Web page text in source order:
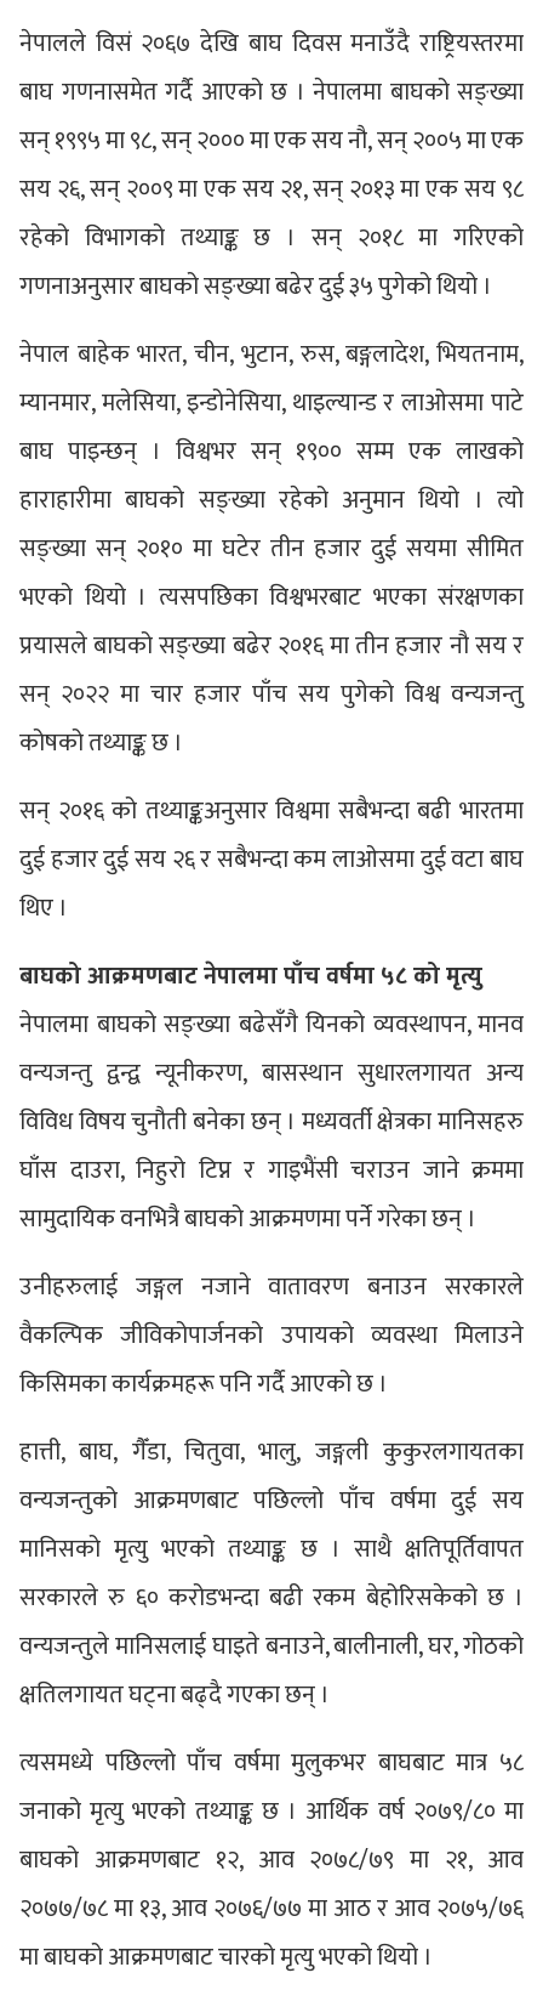
नेपालले विसं २०६७ देखि बाघ दिवस मनाउँदै राष्ट्रियस्तरमा
बाघ गणनासमेत गर्दै आएको छ । नेपालमा बाघको सङ्ख्या
सन् १९९५ मा ९८, सन् २००० मा एक सय नौ, सन् २००५ मा एक
सय २६, सन् २००९ मा एक सय २१, सन् २०१३ मा एक सय ९८
रहेको विभागको तथ्याङ्क छ । सन् २०१८ मा गरिएको
गणनाअनुसार बाघको सङ्ख्या बढेर दुई ३५ पुगेको थियो ।
नेपाल बाहेक भारत, चीन, भुटान, रुस, बङ्गलादेश, भियतनाम,
म्यानमार, मलेसिया, इन्डोनेसिया, थाइल्यान्ड र लाओसमा पाटे
बाघ पाइन्छन् । विश्वभर सन् १९०० सम्म एक लाखको
हाराहारीमा बाघको सङ्ख्या रहेको अनुमान थियो । त्यो
सङ्ख्या सन् २०१० मा घटेर तीन हजार दुई सयमा सीमित
भएको थियो । त्यसपछिका विश्वभरबाट भएका संरक्षणका
प्रयासले बाघको सङ्ख्या बढेर २०१६ मा तीन हजार नौ सय र
सन् २०२२ मा चार हजार पाँच सय पुगेको विश्व वन्यजन्तु
कोषको तथ्याङ्क छ ।
सन् २०१६ को तथ्याङ्कअनुसार विश्वमा सबैभन्दा बढी भारतमा
दुई हजार दुई सय २६ र सबैभन्दा कम लाओसमा दुई वटा बाघ
थिए ।
बाघको आक्रमणबाट नेपालमा पाँच वर्षमा ५८ को मृत्यु
नेपालमा बाघको सङ्ख्या बढेसँगै यिनको व्यवस्थापन, मानव
वन्यजन्तु द्वन्द्व न्यूनीकरण, बासस्थान सुधारलगायत अन्य
विविध विषय चुनौती बनेका छन् । मध्यवर्ती क्षेत्रका मानिसहरु
घाँस दाउरा, निहुरो टिप्न र गाइभैंसी चराउन जाने क्रममा
सामुदायिक वनभित्रै बाघको आक्रमणमा पर्ने गरेका छन् ।
उनीहरुलाई जङ्गल नजाने वातावरण बनाउन सरकारले
वैकल्पिक जीविकोपार्जनको उपायको व्यवस्था मिलाउने
किसिमका कार्यक्रमहरू पनि गर्दै आएको छ ।
हात्ती, बाघ, गैँडा, चितुवा, भालु, जङ्गली कुकुरलगायतका
वन्यजन्तुको आक्रमणबाट पछिल्लो पाँच वर्षमा दुई सय
मानिसको मृत्यु भएको तथ्याङ्क छ । साथै क्षतिपूर्तिवापत
सरकारले रु ६० करोडभन्दा बढी रकम बेहोरिसकेको छ ।
वन्यजन्तुले मानिसलाई घाइते बनाउने, बालीनाली, घर, गोठको
क्षतिलगायत घट्ना बढ्दै गएका छन् ।
त्यसमध्ये पछिल्लो पाँच वर्षमा मुलुकभर बाघबाट मात्र ५८
जनाको मृत्यु भएको तथ्याङ्क छ । आर्थिक वर्ष २०७९/८० मा
बाघको आक्रमणबाट १२, आव २०७८/७९ मा २१, आव
२०७७/७८ मा १३, आव २०७६/७७ मा आठ र आव २०७५/७६
मा बाघको आक्रमणबाट चारको मृत्यु भएको थियो ।